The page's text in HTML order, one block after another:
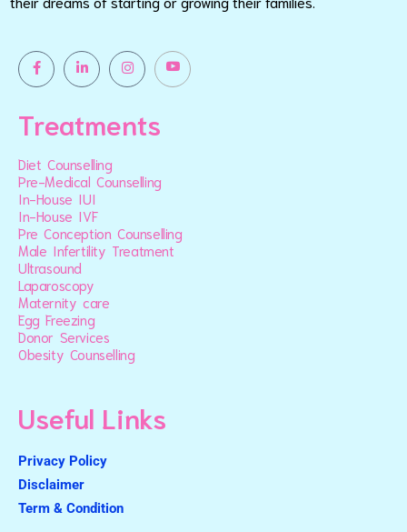
Treatments
Diet Counselling
Pre-Medical Counselling
In-House IUI
In-House IVF
Pre Conception Counselling
Male Infertility Treatment
Ultrasound
Laparoscopy
Maternity care
Egg Freezing
Donor Services
Obesity Counselling
Useful Links
Privacy Policy
Disclaimer
Term & Condition